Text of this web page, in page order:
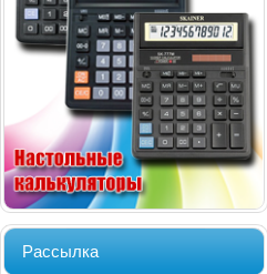
Рассылка